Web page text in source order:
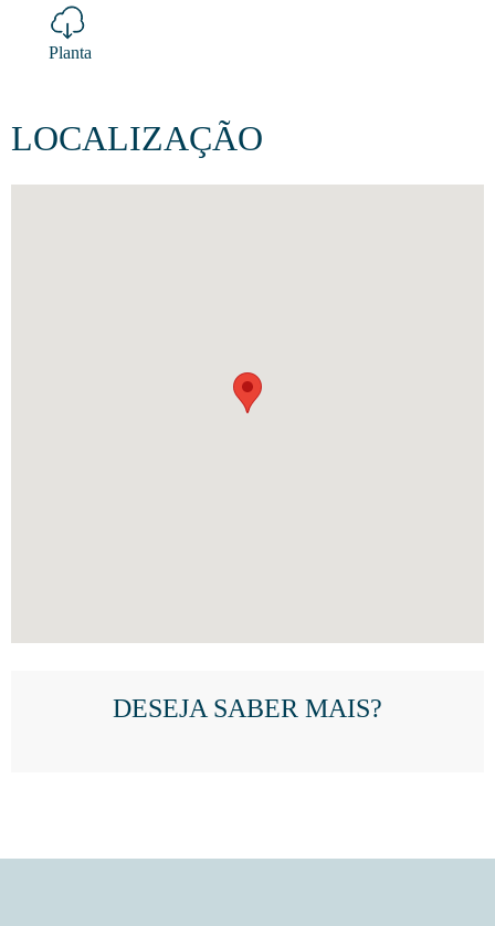
Planta
LOCALIZAÇÃO
DESEJA SABER MAIS?